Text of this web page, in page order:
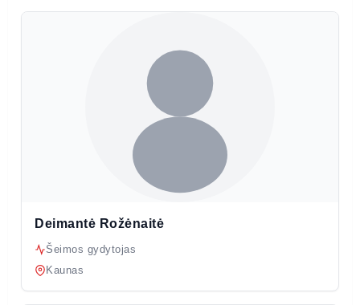
Deimantė Rožėnaitė
Šeimos gydytojas
Kaunas